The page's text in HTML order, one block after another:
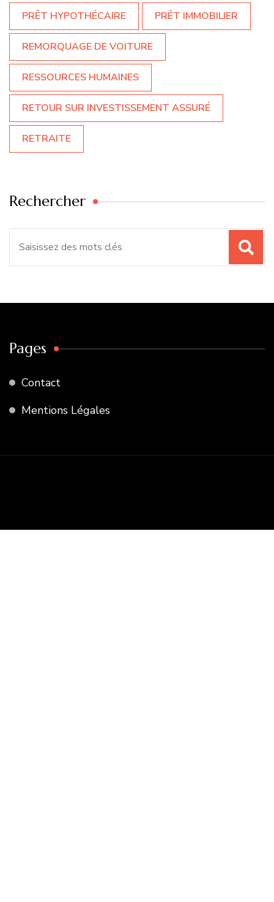
PRÊT HYPOTHÉCAIRE PRÊT IMMOBILIER
REMORQUAGE DE VOITURE
RESSOURCES HUMAINES
RETOUR SUR INVESTISSEMENT ASSURÉ
RETRAITE
Rechercher
Pages
Contact
Mentions Légales